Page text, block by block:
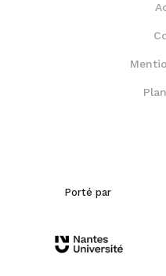
Porté par